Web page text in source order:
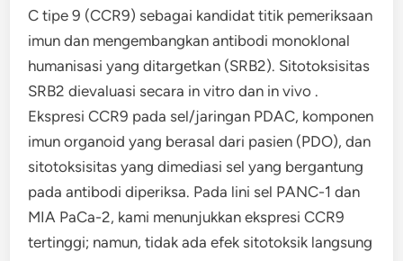
C tipe 9 (CCR9) sebagai kandidat titik pemeriksaan
imun dan mengembangkan antibodi monoklonal
humanisasi yang ditargetkan (SRB2). Sitotoksisitas
SRB2 dievaluasi secara in vitro dan in vivo .
Ekspresi CCR9 pada sel/jaringan PDAC, komponen
imun organoid yang berasal dari pasien (PDO), dan
sitotoksisitas yang dimediasi sel yang bergantung
pada antibodi diperiksa. Pada lini sel PANC-1 dan
MIA PaCa-2, kami menunjukkan ekspresi CCR9
tertinggi; namun, tidak ada efek sitotoksik langsung